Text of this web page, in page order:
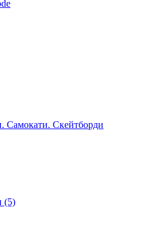
Самокати. Скейтборди
(5)